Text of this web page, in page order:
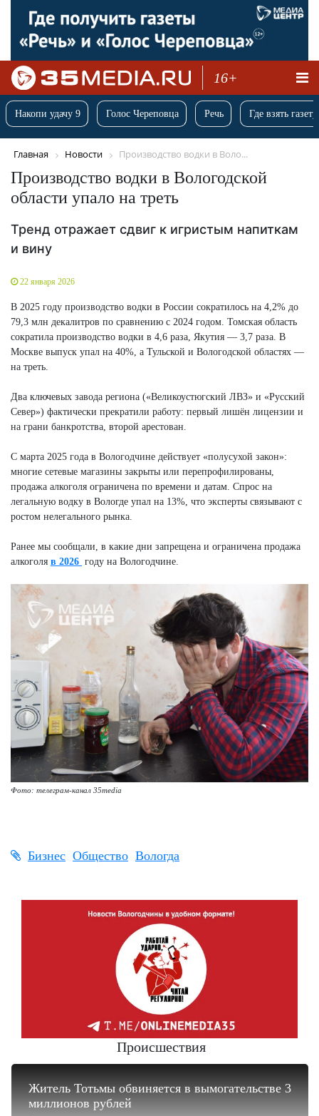
16+
Накопи удачу 9 Голос Череповца Речь Где взять
Главная Новости Производство водки в Воло...
Производство водки в Вологодской
области упало на треть
Тренд отражает сдвиг к игристым напиткам
и вину
22 января 2026
В 2025 году производство водки в России сократилось на 4,2% до
79,3 млн декалитров по сравнению с 2024 годом. Томская область
сократила производство водки в 4,6 раза, Якутия — 3,7 раза. В
Москве выпуск упал на 40%, а Тульской и Вологодской областях —
на треть.
Два ключевых завода региона («Великоустюгский ЛВЗ» и «Русский
Север») фактически прекратили работу: первый лишён лицензии и
на грани банкротства, второй арестован.​
С марта 2025 года в Вологодчине действует «полусухой закон»:
многие сетевые магазины закрыты или перепрофилированы,
продажа алкоголя ограничена по времени и датам. Спрос на
легальную водку в Вологде упал на 13%, что эксперты связывают с
ростом нелегального рынка.
Ранее мы сообщали, в какие дни запрещена и ограничена продажа
алкоголя в 2026 году на Вологодчине.
Фото: телеграм-канал 35media
Бизнес Общество Вологда
Происшествия
Житель Тотьмы обвиняется в вымогательстве 3
миллионов рублей